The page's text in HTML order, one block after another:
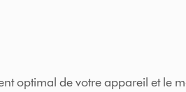
optimal de votre appareil et le